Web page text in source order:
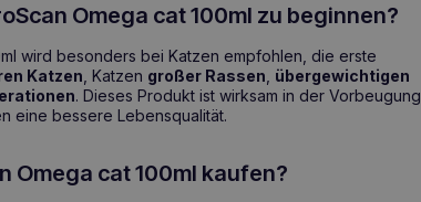
Omega cat 100ml zu beginnen?
wird besonders bei Katzen empfohlen, die erste
Katzen , Katzen großer Rassen übergewichtigen
. Dieses Produkt ist wirksam in der Vorbeugung
eine bessere Lebensqualität.
Omega cat 100ml kaufen?